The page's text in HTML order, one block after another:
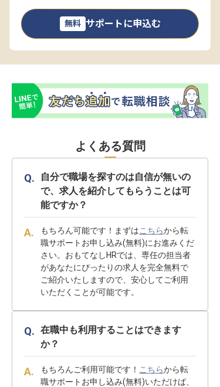
無料 サポートに申込む
よくある質問
自分で職場を探すのは自信が無いの
で、求人を紹介してもらうことは可
能ですか？
もちろん可能です！まずはこちらから転
職サポートお申し込み(無料)にお進みくだ
さい。おもてなしHRでは、専任の担当者
があなたにぴったりの求人を完全無料で
ご紹介いたしますので、安心してご利用
いただくことが可能です。
在職中も利用することはできます
か？
もちろんご利用可能です！ こちらから転
職サポートお申し込み(無料)いただけば、